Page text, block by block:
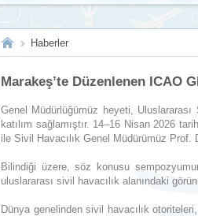
Haberler
Marakeş’te Düzenlenen ICAO
Genel Müdürlüğümüz heyeti,
katılım sağlamıştır. 14–16 Nisan 2026
ile Sivil Havacılık Genel Müdürümüz
Bilindiği üzere, söz konusu
uluslararası sivil havacılık alanındaki
Dünya genelinden sivil havacılık